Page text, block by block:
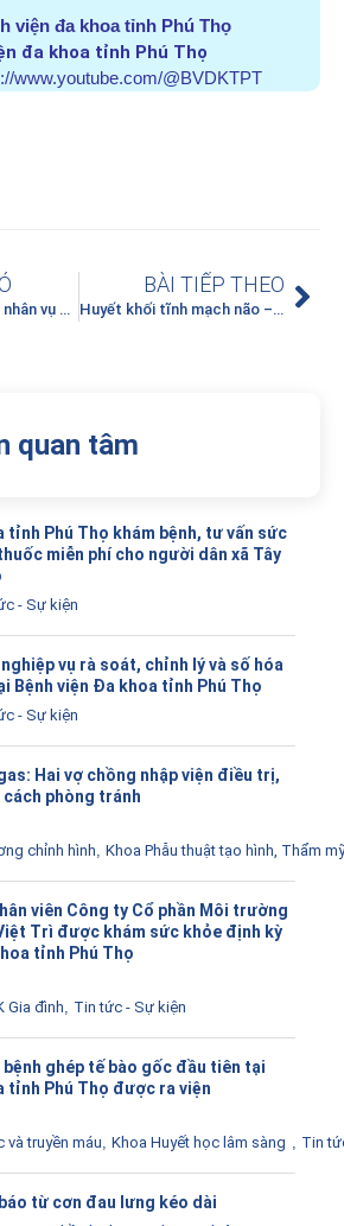
viện đa khoa tỉnh Phú Thọ
đa khoa tỉnh Phú Thọ
www.youtube.com/@BVDKTPT
Kêu gọi hỗ trợ nạn nhân vụ sạt lở đất đá, ngập lụt do mưa lũ từ Yên Bái có hoàn cảnh đặc biệt khó khăn
BÀI TIẾP THEO
Huyết khối tĩnh mạch não – Thể đột quỵ não đặc biệt
quan tâm
tỉnh Phú Thọ khám bệnh, tư vấn sức
miễn phí cho người dân xã Tây
- Sự kiện
vụ rà soát, chỉnh lý và số hóa
Bệnh viện Đa khoa tỉnh Phú Thọ
- Sự kiện
Hai vợ chồng nhập viện điều trị,
cách phòng tránh
chỉnh hình Khoa Phẫu thuật tạo hình, Thẩm
viên Công ty Cổ phần Môi trường
Trì được khám sức khỏe định kỳ
tỉnh Phú Thọ
Gia đình
Tin tức - Sự kiện
ghép tế bào gốc đầu tiên tại
tỉnh Phú Thọ được ra viện
và truyền máu Khoa Huyết học lâm sàng Tin
từ cơn đau lưng kéo dài